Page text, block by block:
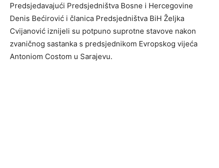
Predsjedavajući Predsjedništva Bosne i Hercegovine
Denis Bećirović i članica Predsjedništva BiH Željka
Cvijanović iznijeli su potpuno suprotne stavove nakon
zvaničnog sastanka s predsjednikom Evropskog vijeća
Antoniom Costom u Sarajevu.